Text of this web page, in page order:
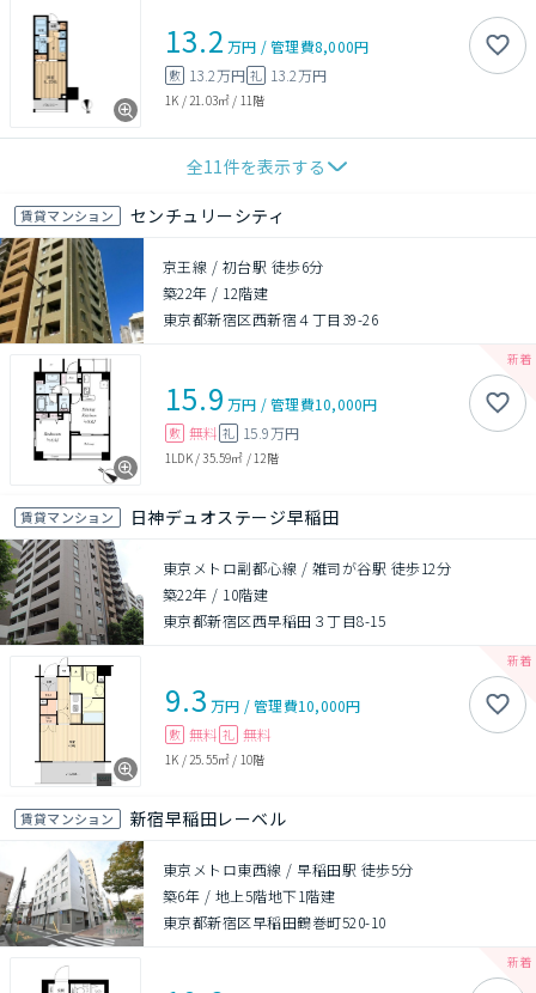
13.2 万円 /管理費8,000円
敷 13.2万円 礼 13.2万円
1K / 21.03㎡ / 11階
全11件を表示する
賃貸マンション センチュリーシティ
京王線 / 初台駅 徒歩6分
築22年 / 12階建
東京都新宿区西新宿４丁目39-26
15.9 万円 /管理費10,000円
敷 無料 礼 15.9万円
1LDK/35.59㎡ / 12階
賃貸マンション 日神デュオステージ早稲田
東京メトロ副都心線 / 雑司が谷駅 徒歩12分
築22年 / 10階建
東京都新宿区西早稲田３丁目8-15
9.3 万円 /管理費10,000円
敷 無料 礼 無料
1K / 25.55㎡ / 10階
賃貸マンション 新宿早稲田レーベル
東京メトロ東西線 / 早稲田駅 徒歩5分
築6年 / 地上5階地下1階建
東京都新宿区早稲田鶴巻町520-10